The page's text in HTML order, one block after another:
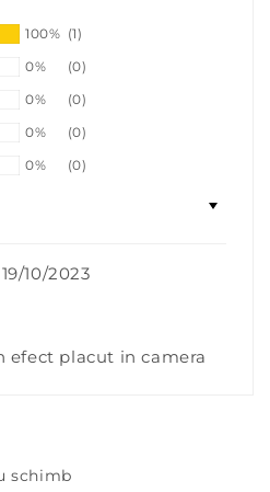
100% (1)
0%
(0)
0%
(0)
0%
(0)
0%
(0)
19/10/2023
efect placut in camera
schimb